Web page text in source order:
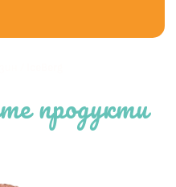
продукти